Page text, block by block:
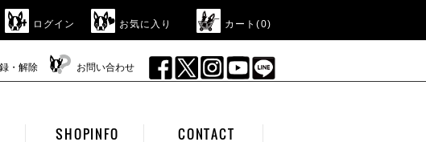
ログイン お気に入り カート(0)
・解除 お問い合わせ
SHOPINFO CONTACT